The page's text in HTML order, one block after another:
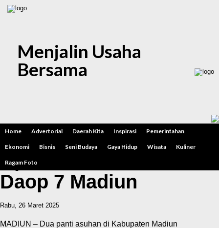
Menjalin Usaha
Bersama
Home Advertorial Daerah Kita Inspirasi Pemerintahan
Ekonomi Bisnis Seni Budaya Gaya Hidup Wisata Kuliner
Ragam Foto
Panti Asuhan Terima
Rp46,6 Juta dari KAI
Daop 7 Madiun
Rabu, 26 Maret 2025
MADIUN – Dua panti asuhan di Kabupaten Madiun